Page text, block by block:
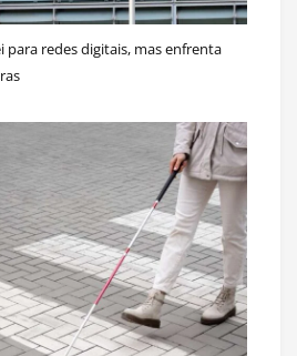
para redes digitais, mas enfrenta